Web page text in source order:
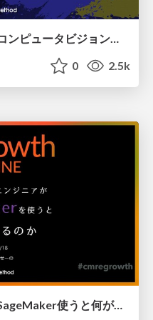
天井カメラで捉えた人物をコンピュータビジョンで解析した3年間のトライアンドエラーとこれから
0 2.5k
結局普通のエンジニアが今SageMaker使うと何ができるのかわかるLT